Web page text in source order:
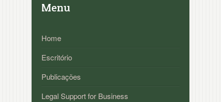
Menu
Home
Escritório
Publicações
Legal Support for Business